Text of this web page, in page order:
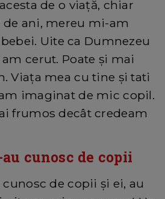
de o viață, chiar
de ani, mereu mi-am
Uite ca Dumnezeu
cerut. Poate și mai
Viața mea cu tine și tati
imaginat de mic copil.
frumos decât credeam
cunosc de copii
de copii și ei, au